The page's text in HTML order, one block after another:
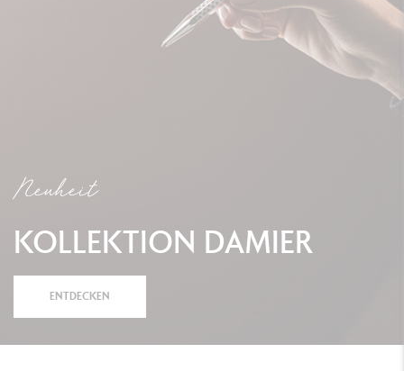
Neuheit
KOLLEKTION DAMIER
ENTDECKEN